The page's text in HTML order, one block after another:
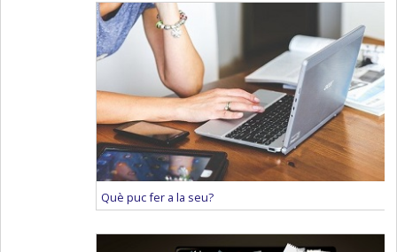
Què puc fer a la seu?